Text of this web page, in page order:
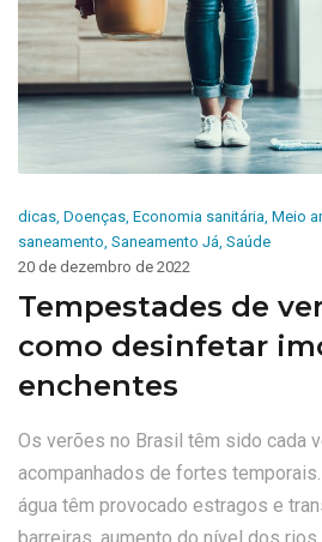
dicas Doenças Economia sanitária Meio
saneamento Saneamento Já Saúde
20 de dezembro de 2022
Tempestades de
como desinfetar
enchentes
Os verões no Brasil têm sido cada
acompanhados de fortes
água têm provocado estragos e